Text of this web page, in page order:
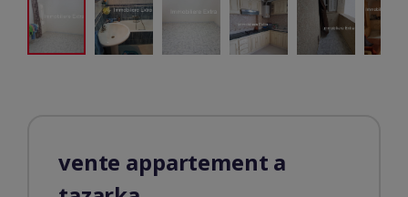
vente appartement a